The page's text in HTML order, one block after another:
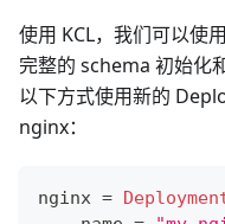
使用 KCL，我们可以使
完整的 schema 初始化
以下方式使用新的
nginx：
nginx =